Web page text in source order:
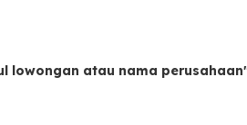
lowongan atau nama